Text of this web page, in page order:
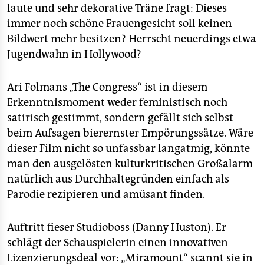
epaper login
laute und sehr dekorative Träne fragt: Dieses
immer noch schöne Frauengesicht soll keinen
Bildwert mehr besitzen? Herrscht neuerdings etwa
Jugendwahn in Hollywood?
Ari Folmans „The Congress“ ist in diesem
Erkenntnismoment weder feministisch noch
satirisch gestimmt, sondern gefällt sich selbst
beim Aufsagen bierernster Empörungssätze. Wäre
dieser Film nicht so unfassbar langatmig, könnte
man den ausgelösten kulturkritischen Großalarm
natürlich aus Durchhaltegründen einfach als
Parodie rezipieren und amüsant finden.
Auftritt fieser Studioboss (Danny Huston). Er
schlägt der Schauspielerin einen innovativen
Lizenzierungsdeal vor: „Miramount“ scannt sie in